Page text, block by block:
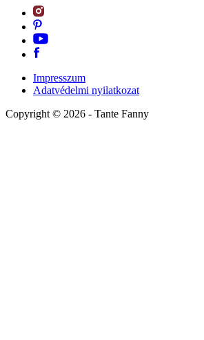
Impresszum
Adatvédelmi nyilatkozat
Copyright © 2026 - Tante Fanny